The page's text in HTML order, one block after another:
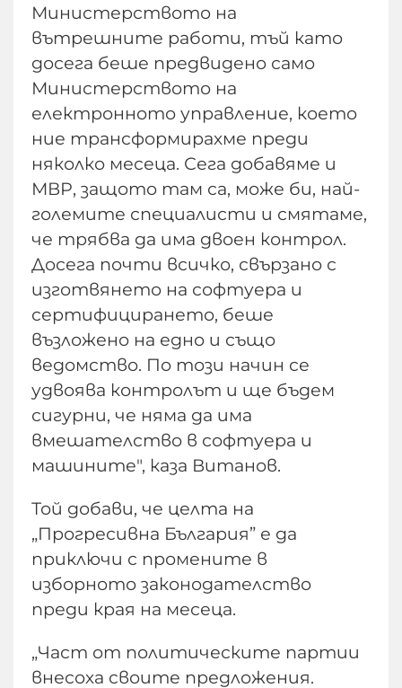
Министерството на
вътрешните работи, тъй като
досега беше предвидено само
Министерството на
електронното управление, което
ние трансформирахме преди
няколко месеца. Сега добавяме и
МВР, защото там са, може би, най-
големите специалисти и смятаме,
че трябва да има двоен контрол.
Досега почти всичко, свързано с
изготвянето на софтуера и
сертифицирането, беше
възложено на едно и също
ведомство. По този начин се
удвоява контролът и ще бъдем
сигурни, че няма да има
вмешателство в софтуера и
машините", каза Витанов.
Той добави, че целта на
„Прогресивна България” е да
приключи с промените в
изборното законодателство
преди края на месеца.
„Част от политическите партии
внесоха своите предложения.